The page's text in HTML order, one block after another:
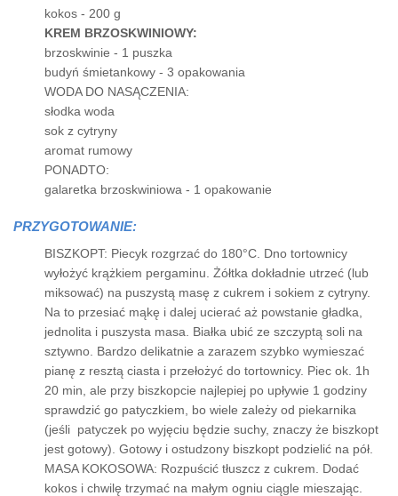
kokos - 200 g
KREM BRZOSKWINIOWY:
brzoskwinie - 1 puszka
budyń śmietankowy - 3 opakowania
WODA DO NASĄCZENIA:
słodka woda
sok z cytryny
aromat rumowy
PONADTO:
galaretka brzoskwiniowa - 1 opakowanie
PRZYGOTOWANIE:
BISZKOPT: Piecyk rozgrzać do 180°C. Dno tortownicy
wyłożyć krążkiem pergaminu. Żółtka dokładnie utrzeć (lub
miksować) na puszystą masę z cukrem i sokiem z cytryny.
Na to przesiać mąkę i dalej ucierać aż powstanie gładka,
jednolita i puszysta masa. Białka ubić ze szczyptą soli na
sztywno. Bardzo delikatnie a zarazem szybko wymieszać
pianę z resztą ciasta i przełożyć do tortownicy. Piec ok. 1h
20 min, ale przy biszkopcie najlepiej po upływie 1 godziny
sprawdzić go patyczkiem, bo wiele zależy od piekarnika
(jeśli patyczek po wyjęciu będzie suchy, znaczy że biszkopt
jest gotowy). Gotowy i ostudzony biszkopt podzielić na pół.
MASA KOKOSOWA: Rozpuścić tłuszcz z cukrem. Dodać
kokos i chwilę trzymać na małym ogniu ciągle mieszając.